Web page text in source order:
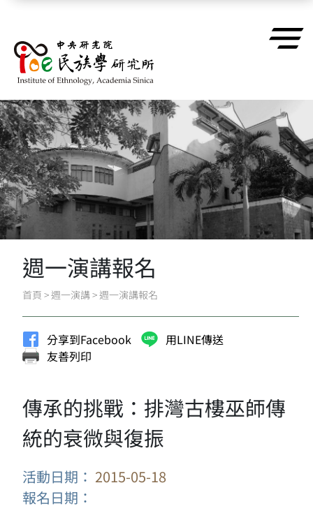
週一演講報名
首頁 >週一演講>週一演講報名
分享到Facebook
用LINE傳送
友善列印
傳承的挑戰：排灣古樓巫師傳
統的衰微與復振
活動日期： 2015-05-18
報名日期：